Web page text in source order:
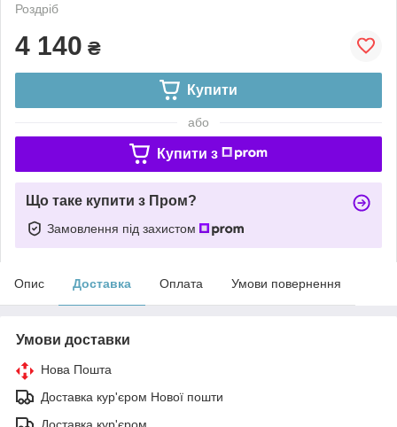
Роздріб
4 140 ₴
Купити
або
Купити з
Що таке купити з Пром?
Замовлення під захистом
Опис Доставка Оплата Умови повернення
Умови доставки
Нова Пошта
Доставка кур'єром Нової пошти
Доставка кур'єром